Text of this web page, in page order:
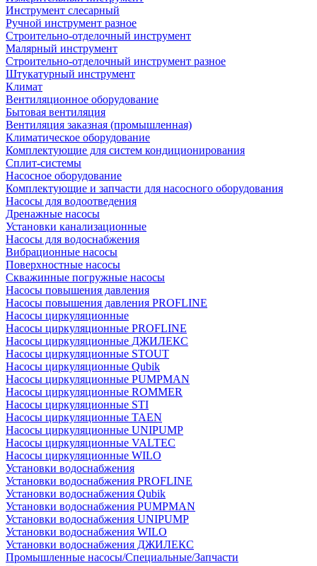
Инструмент слесарный
Ручной инструмент разное
Строительно-отделочный инструмент
Малярный инструмент
Строительно-отделочный инструмент разное
Штукатурный инструмент
Климат
Вентиляционное оборудование
Бытовая вентиляция
Вентиляция заказная (промышленная)
Климатическое оборудование
Комплектующие для систем кондиционирования
Сплит-системы
Насосное оборудование
Комплектующие и запчасти для насосного оборудования
Насосы для водоотведения
Дренажные насосы
Установки канализационные
Насосы для водоснабжения
Вибрационные насосы
Поверхностные насосы
Скважинные погружные насосы
Насосы повышения давления
Насосы повышения давления PROFLINE
Насосы циркуляционные
Насосы циркуляционные PROFLINE
Насосы циркуляционные ДЖИЛЕКС
Насосы циркуляционные STOUT
Насосы циркуляционные Qubik
Насосы циркуляционные PUMPMAN
Насосы циркуляционные ROMMER
Насосы циркуляционные STI
Насосы циркуляционные TAEN
Насосы циркуляционные UNIPUMP
Насосы циркуляционные VALTEC
Насосы циркуляционные WILO
Установки водоснабжения
Установки водоснабжения PROFLINE
Установки водоснабжения Qubik
Установки водоснабжения PUMPMAN
Установки водоснабжения UNIPUMP
Установки водоснабжения WILO
Установки водоснабжения ДЖИЛЕКС
Промышленные насосы/Специальные/Запчасти